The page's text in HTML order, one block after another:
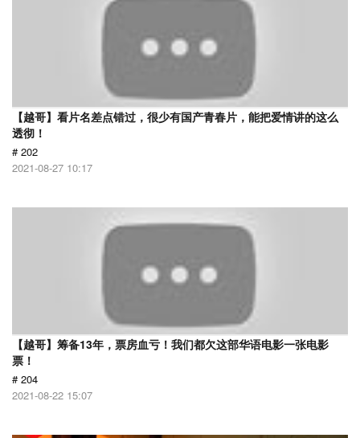
【越哥】看片名差点错过，很少有国产青春片，能把爱情讲的这么
透彻！
# 202
2021-08-27 10:17
【越哥】筹备13年，票房血亏！我们都欠这部华语电影一张电影
票！
# 204
2021-08-22 15:07